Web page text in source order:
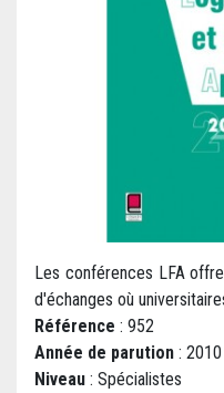
Les conférences LFA
d'échanges où
Référence : 952
Année de parution : 2010
Niveau : Spécialistes